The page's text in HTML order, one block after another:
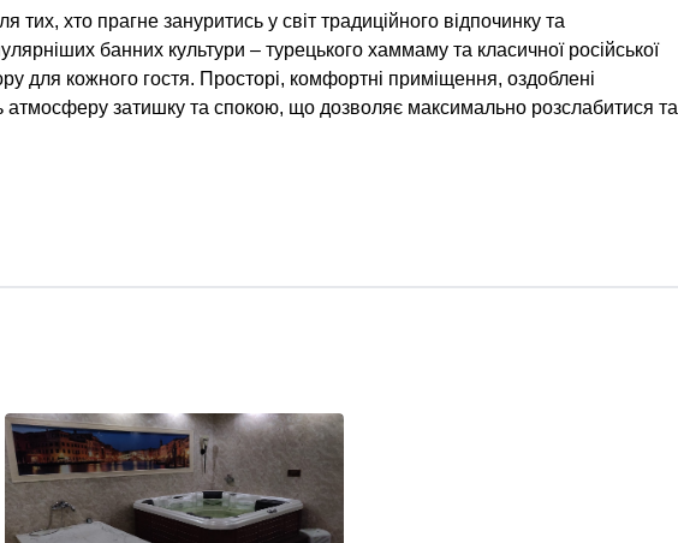
хто прагне зануритись у світ традиційного відпочинку та
банних культури – турецького хаммаму та класичної російської
для кожного гостя. Просторі, комфортні приміщення, оздоблені
затишку та спокою, що дозволяє максимально розслабитися та